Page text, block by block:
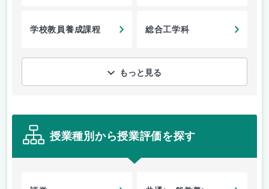
学校教員養成課程 総合工学科
もっと見る
授業種別から授業評価を探す